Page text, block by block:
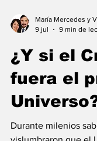
María Mercedes y
9 jul
9 min de
¿Y si el
fuera el